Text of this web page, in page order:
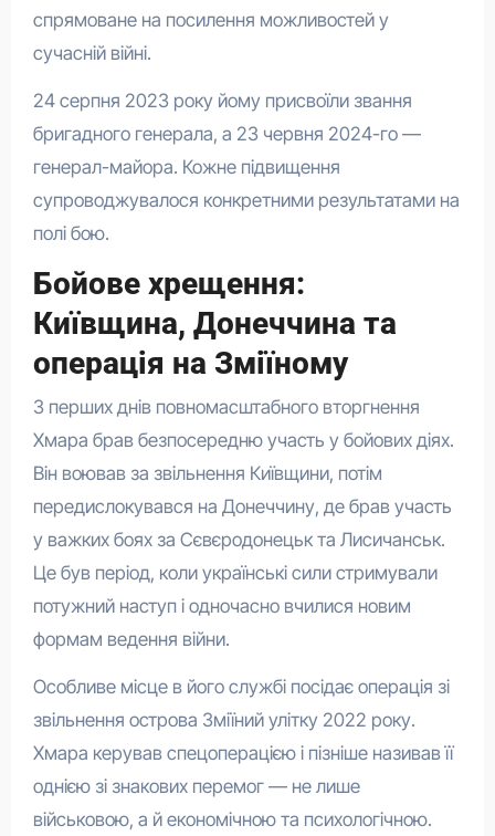
спрямоване на посилення можливостей у
сучасній війні.
24 серпня 2023 року йому присвоїли звання
бригадного генерала, а 23 червня 2024-го —
генерал-майора. Кожне підвищення
супроводжувалося конкретними результатами на
полі бою.
Бойове хрещення:
Київщина, Донеччина та
операція на Зміїному
З перших днів повномасштабного вторгнення
Хмара брав безпосередню участь у бойових діях.
Він воював за звільнення Київщини, потім
передислокувався на Донеччину, де брав участь
у важких боях за Сєвєродонецьк та Лисичанськ.
Це був період, коли українські сили стримували
потужний наступ і одночасно вчилися новим
формам ведення війни.
Особливе місце в його службі посідає операція зі
звільнення острова Зміїний улітку 2022 року.
Хмара керував спецоперацією і пізніше називав її
однією зі знакових перемог — не лише
військовою, а й економічною та психологічною.